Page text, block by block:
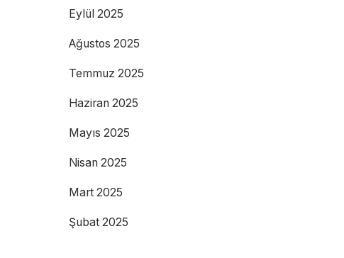
Eylül 2025
Ağustos 2025
Temmuz 2025
Haziran 2025
Mayıs 2025
Nisan 2025
Mart 2025
Şubat 2025